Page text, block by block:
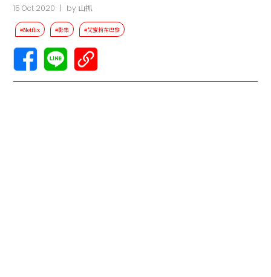
15 Oct 2020 | by 山抓
#Netflix #影集 #艾蜜莉在巴黎